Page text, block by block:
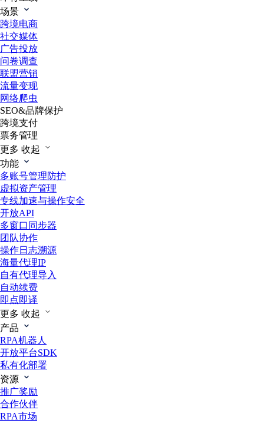
场景
跨境电商
社交媒体
广告投放
问卷调查
联盟营销
流量变现
网络爬虫
SEO&品牌保护
跨境支付
票务管理
更多 收起
功能
多账号管理防护
虚拟资产管理
专线加速与操作安全
开放API
多窗口同步器
团队协作
操作日志溯源
海量代理IP
自有代理导入
自动续费
即点即译
更多 收起
产品
RPA机器人
开放平台SDK
私有化部署
资源
推广奖励
合作伙伴
RPA市场